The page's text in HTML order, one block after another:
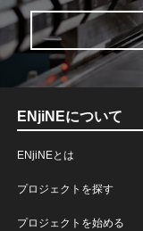
ENjiNEについて
ENjiNEとは
プロジェクトを探す
プロジェクトを始める